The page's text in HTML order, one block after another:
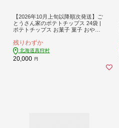
【2026年10月上旬以降順次発送】ご
とうさん家のポテトチップス 24袋 |
ポテトチップス お菓子 菓子 おやつ
いも 先行予約 | 道の駅 真狩フラワー
センター [BPAM039]
残りわずか
北海道真狩村
20,000 円